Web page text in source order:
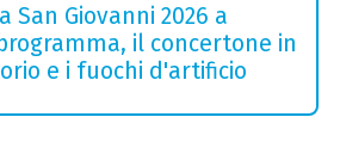
San Giovanni 2026 a
il concertone in
e i fuochi d'artificio